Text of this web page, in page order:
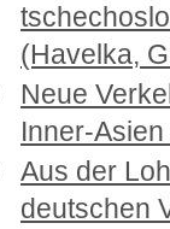
(Havelka,
Neue
Inner-
Aus der
deutschen